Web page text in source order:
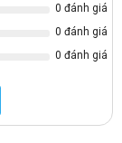
0 đánh giá
0 đánh giá
0 đánh giá